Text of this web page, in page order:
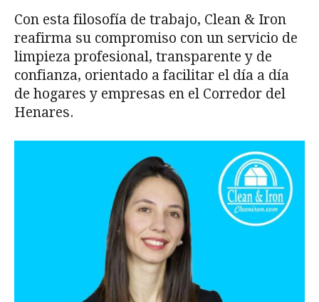
Con esta filosofía de trabajo, Clean & Iron
reafirma su compromiso con un servicio de
limpieza profesional, transparente y de
confianza, orientado a facilitar el día a día
de hogares y empresas en el Corredor del
Henares.